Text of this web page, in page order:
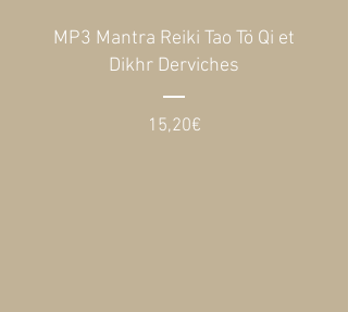
MP3 Mantra Reiki Tao Tö Qi et
Dikhr Derviches
15,20€Prix